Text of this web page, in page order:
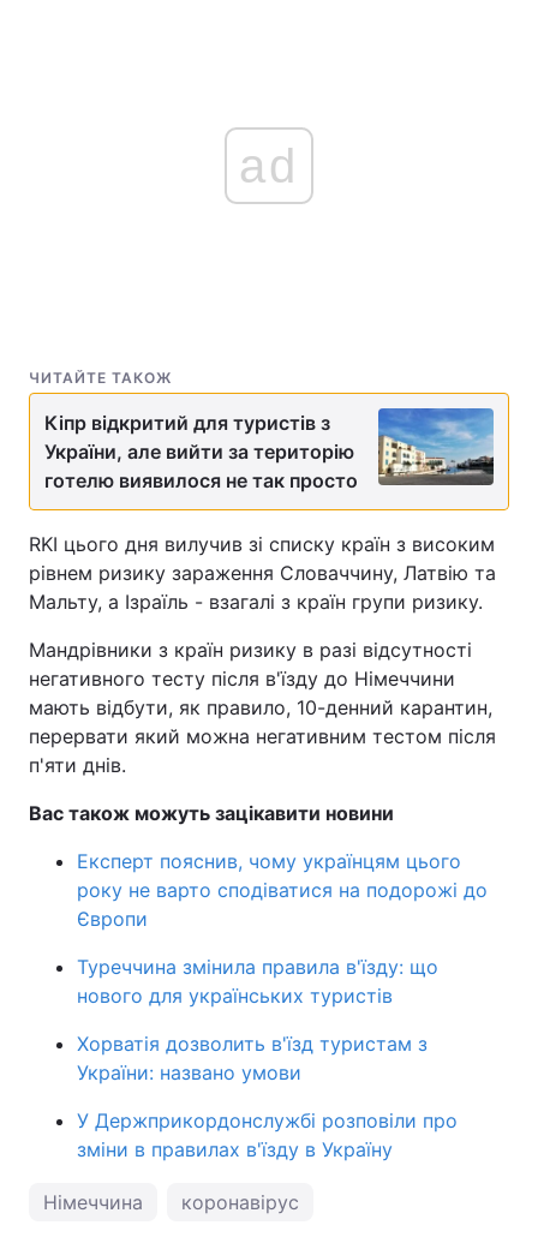
ad
ЧИТАЙТЕ ТАКОЖ
Кіпр відкритий для туристів з
України, але вийти за територію
готелю виявилося не так просто
RKI цього дня вилучив зі списку країн з високим
рівнем ризику зараження Словаччину, Латвію та
Мальту, а Ізраїль - взагалі з країн групи ризику.
Мандрівники з країн ризику в разі відсутності
негативного тесту після в'їзду до Німеччини
мають відбути, як правило, 10-денний карантин,
перервати який можна негативним тестом після
п'яти днів.
Вас також можуть зацікавити новини
Експерт пояснив, чому українцям цього
року не варто сподіватися на подорожі до
Європи
Туреччина змінила правила в'їзду: що
нового для українських туристів
Хорватія дозволить в'їзд туристам з
України: названо умови
У Держприкордонслужбі розповіли про
зміни в правилах в'їзду в Україну
Німеччина коронавірус